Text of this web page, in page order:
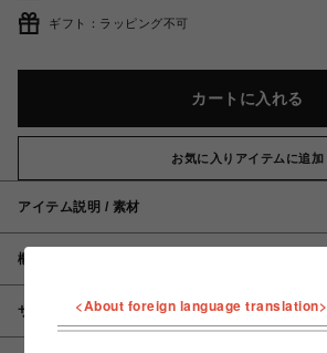
ギフト：ラッピング不可
カートに入れる
お気に入りアイテムに追加
アイテム説明 / 素材
概要
サイズ <About foreign language translation>